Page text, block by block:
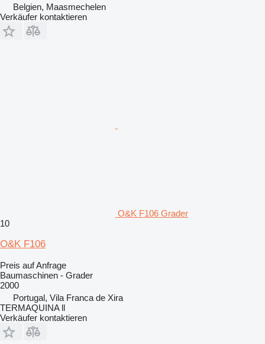
Belgien, Maasmechelen
Verkäufer kontaktieren
O&K F106 Grader
10
O&K F106
Preis auf Anfrage
Baumaschinen - Grader
2000
Portugal, Vila Franca de Xira
TERMAQUINA ll
Verkäufer kontaktieren